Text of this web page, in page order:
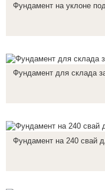
Фундамент на уклоне
Фундамент для склада
Фундамент на 240 свай